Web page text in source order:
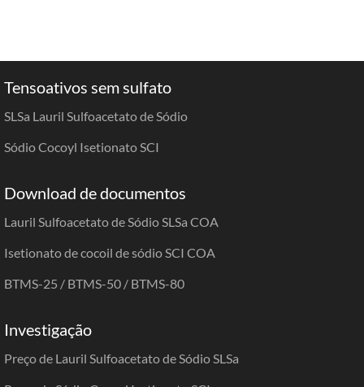
Tensoativos sem sulfato
SLSa Lauril Sulfoacetato de Sódio
Sódio Cocoyl Isetionato SCI
Download de documentos
Lauril Sulfoacetato de Sódio SLSa COA
Isetionato de cocoil de sódio SCI COA
BTMS-25 / BTMS-50 / BTMS-80
Investigação
Preço de Lauril Sulfoacetato de Sódio SLSa